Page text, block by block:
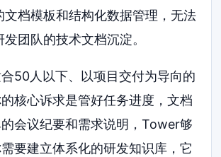
文档模板和结构化数据管理，无法
团队的技术文档沉淀。
合50人以下、以项目交付为导向的
核心诉求是管好任务进度，文档
会议纪要和需求说明，Tower够
要建立体系化的研发知识库，它